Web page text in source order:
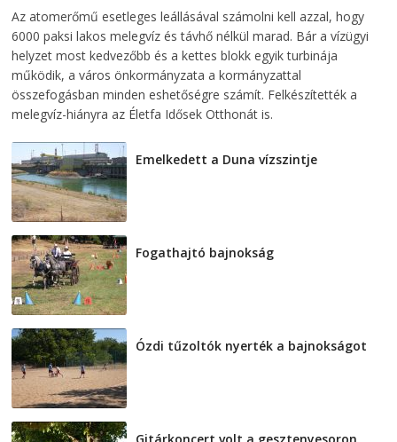
Az atomerőmű esetleges leállásával számolni kell azzal, hogy
6000 paksi lakos melegvíz és távhő nélkül marad. Bár a vízügyi
helyzet most kedvezőbb és a kettes blokk egyik turbinája
működik, a város önkormányzata a kormányzattal
összefogásban minden eshetőségre számít. Felkészítették a
melegvíz-hiányra az Életfa Idősek Otthonát is.
Emelkedett a Duna vízszintje
Fogathajtó bajnokság
Ózdi tűzoltók nyerték a bajnokságot